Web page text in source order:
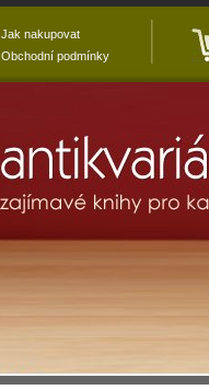
Jak nakupovat
Obchodní podmínky